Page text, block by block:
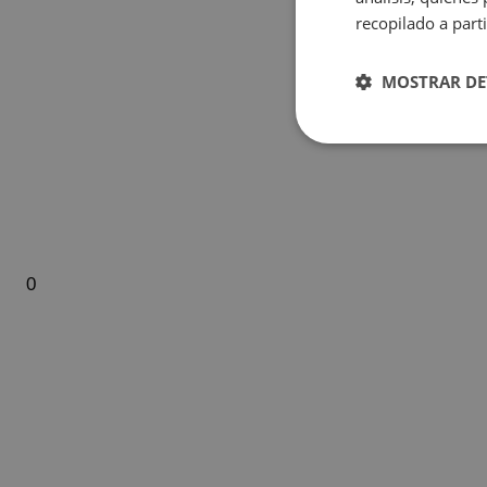
Magic Natura Animal & Waterpark Polynesian Lodge Resort
0
recopilado a
MOSTRAR